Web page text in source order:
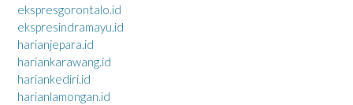
ekspresgorontalo.id
ekspresindramayu.id
harianjepara.id
hariankarawang.id
hariankediri.id
harianlamongan.id